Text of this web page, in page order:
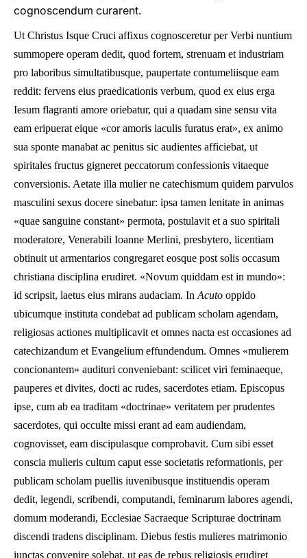
cognoscendum curarent.
Ut Christus Isque Cruci affixus cognosceretur per Verbi nuntium
summopere operam dedit, quod fortem, strenuam et industriam
pro laboribus simultatibusque, paupertate contumeliisque eam
reddit: fervens eius praedicationis verbum, quod ex eius erga
Iesum flagranti amore oriebatur, qui a quadam sine sensu vita
eam eripuerat eique «cor amoris iaculis furatus erat», ex animo
sua sponte manabat ac penitus sic audientes afficiebat, ut
spiritales fructus gigneret peccatorum confessionis vitaeque
conversionis. Aetate illa mulier ne catechismum quidem parvulos
masculini sexus docere sinebatur: ipsa tamen lenitate in animas
«quae sanguine constant» permota, postulavit et a suo spiritali
moderatore, Venerabili Ioanne Merlini, presbytero, licentiam
obtinuit ut armentarios congregaret eosque post solis occasum
christiana disciplina erudiret. «Novum quiddam est in mundo»:
id scripsit, laetus eius mirans audaciam. In Acuto oppido
ubicumque instituta condebat ad publicam scholam agendam,
religiosas actiones multiplicavit et omnes nacta est occasiones ad
catechizandum et Evangelium effundendum. Omnes «mulierem
concionantem» audituri conveniebant: scilicet viri feminaeque,
pauperes et divites, docti ac rudes, sacerdotes etiam. Episcopus
ipse, cum ab ea traditam «doctrinae» veritatem per prudentes
sacerdotes, qui occulte missi erant ad eam audiendam,
cognovisset, eam discipulasque comprobavit. Cum sibi esset
conscia mulieris cultum caput esse societatis reformationis, per
publicam scholam puellis iuvenibusque instituendis operam
dedit, legendi, scribendi, computandi, feminarum labores agendi,
domum moderandi, Ecclesiae Sacraeque Scripturae doctrinam
discendi tradens disciplinam. Diebus festis mulieres matrimonio
iunctas convenire solebat, ut eas de rebus religiosis erudiret